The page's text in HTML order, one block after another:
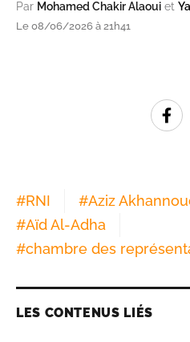
Par Mohamed Chakir Alaoui et
Le 08/06/2026 à 21h41
#RNI #Aziz
#Aïd Al-Adha
#chambre des
LES CONTENUS LIÉS